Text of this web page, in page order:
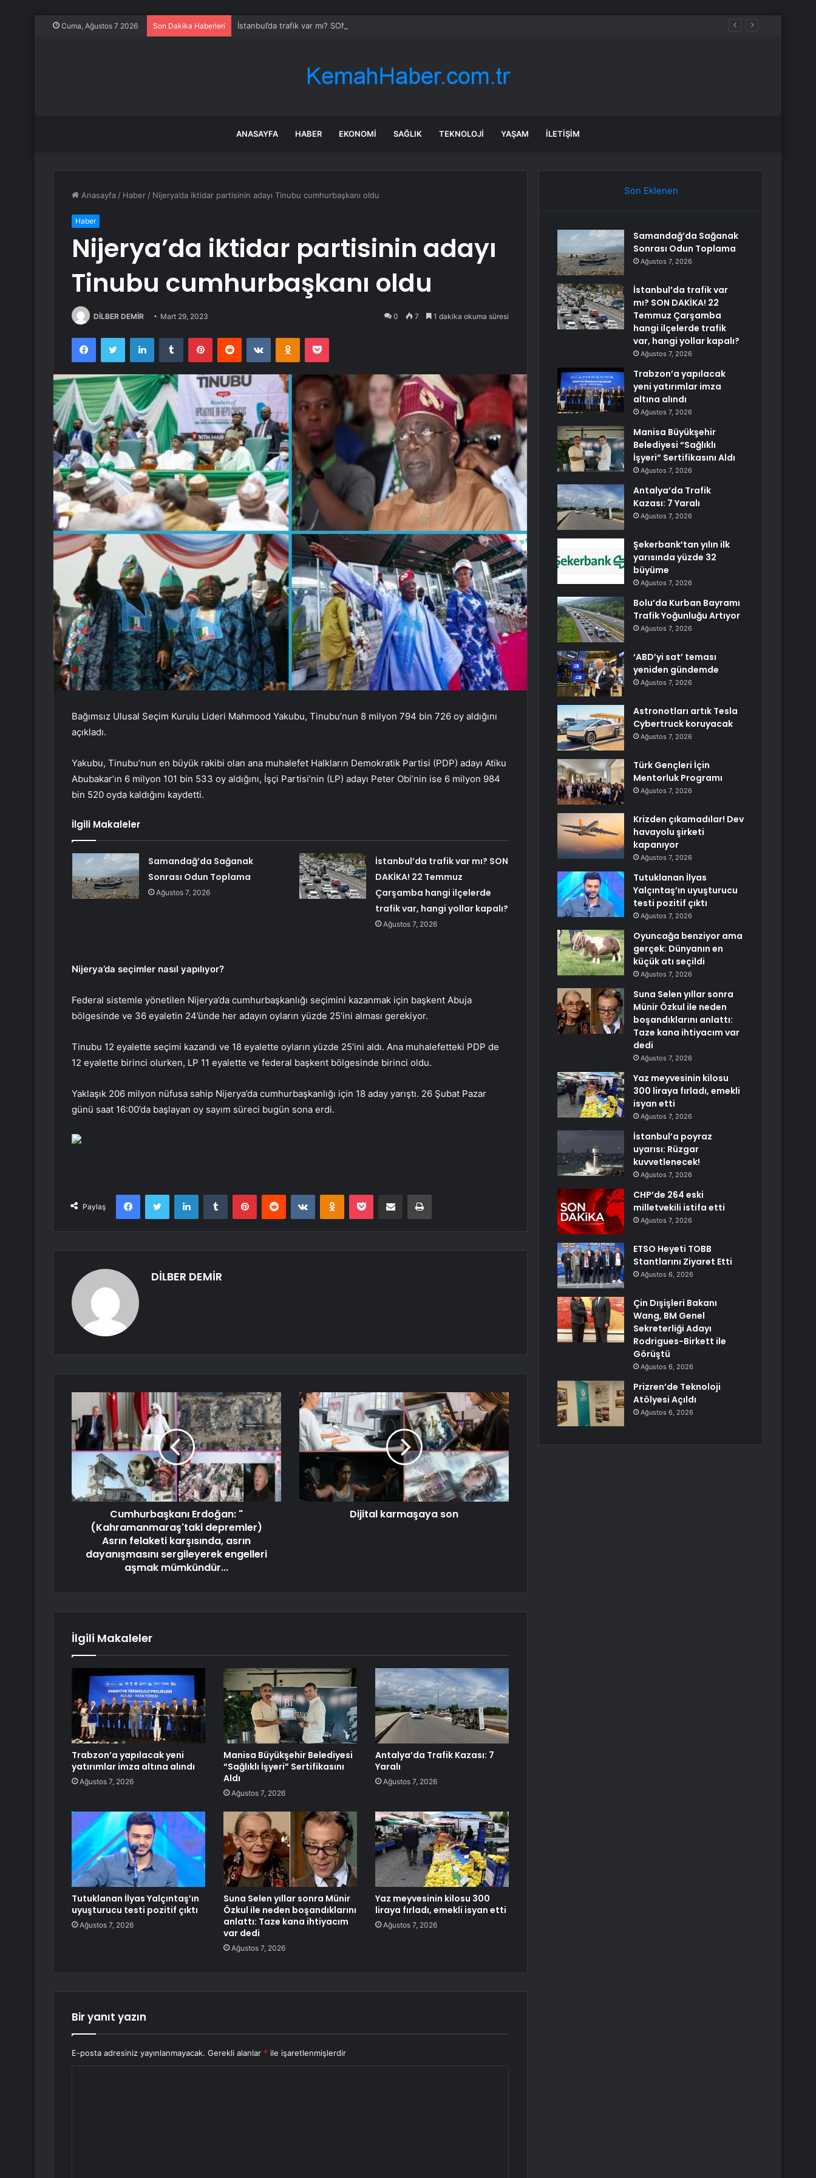
Cuma, Ağustos 7 2026 Son Dakika Haberleri İstanbul’da trafik var mı? SON DAKİKA! 22 Temmuz Çarşamba hangi ilçelerde trafik var, hangi yollar kapalı?
ANASAYFA HABER EKONOMI SAĞLIK TEKNOLOJI YAŞAM İLETIŞIM
Anasayfa / Haber / Nijerya’da iktidar partisinin adayı Tinubu cumhurbaşkanı oldu
Haber
Nijerya’da iktidar partisinin adayı
Tinubu cumhurbaşkanı oldu
DİLBER DEMİR Mart 29, 2023 0 7 1 dakika okuma süresi
FacebookTwitter LinkedInTumblr PinterestReddit VKontakteOdnoklassniki
Pocket
Bağımsız Ulusal Seçim Kurulu Lideri Mahmood Yakubu, Tinubu’nun 8 milyon 794 bin 726 oy aldığını
açıkladı.
Yakubu, Tinubu’nun en büyük rakibi olan ana muhalefet Halkların Demokratik Partisi (PDP) adayı Atiku
Abubakar’ın 6 milyon 101 bin 533 oy aldığını, İşçi Partisi’nin (LP) adayı Peter Obi’nin ise 6 milyon 984
bin 520 oyda kaldığını kaydetti.
İlgili Makaleler
Samandağ’da Sağanak
Sonrası Odun Toplama
Ağustos 7, 2026
İstanbul’da trafik var mı? SON
DAKİKA! 22 Temmuz
Çarşamba hangi ilçelerde
trafik var, hangi yollar kapalı?
Ağustos 7, 2026
Nijerya’da seçimler nasıl yapılıyor?
Federal sistemle yönetilen Nijerya’da cumhurbaşkanlığı seçimini kazanmak için başkent Abuja
bölgesinde ve 36 eyaletin 24’ünde her adayın oyların yüzde 25’ini alması gerekiyor.
Tinubu 12 eyalette seçimi kazandı ve 18 eyalette oyların yüzde 25’ini aldı. Ana muhalefetteki PDP de
12 eyalette birinci olurken, LP 11 eyalette ve federal başkent bölgesinde birinci oldu.
Yaklaşık 206 milyon nüfusa sahip Nijerya’da cumhurbaşkanlığı için 18 aday yarıştı. 26 Şubat Pazar
günü saat 16:00’da başlayan oy sayım süreci bugün sona erdi.
Paylaş
FacebookTwitter LinkedInTumblr PinterestReddit VKontakteOdnoklassniki
Pocket E-Posta ile paylaş Yazdır
DİLBER DEMİR
Cumhurbaşkanı Erdoğan: "
(Kahramanmaraş'taki depremler)
Asrın felaketi karşısında, asrın
dayanışmasını sergileyerek engelleri
aşmak mümkündür...
Dijital karmaşaya son
İlgili Makaleler
Trabzon’a yapılacak yeni
yatırımlar imza altına alındı
Ağustos 7, 2026
Manisa Büyükşehir Belediyesi
“Sağlıklı İşyeri” Sertifikasını
Aldı
Ağustos 7, 2026
Antalya’da Trafik Kazası: 7
Yaralı
Ağustos 7, 2026
Tutuklanan İlyas Yalçıntaş’ın
uyuşturucu testi pozitif çıktı
Ağustos 7, 2026
Suna Selen yıllar sonra Münir
Özkul ile neden boşandıklarını
anlattı: Taze kana ihtiyacım
var dedi
Ağustos 7, 2026
Yaz meyvesinin kilosu 300
liraya fırladı, emekli isyan etti
Ağustos 7, 2026
Bir yanıt yazın
E-posta adresiniz yayınlanmayacak. Gerekli alanlar * ile işaretlenmişlerdir
Son Eklenen
Samandağ’da Sağanak
Sonrası Odun Toplama
Ağustos 7, 2026
İstanbul’da trafik var
mı? SON DAKİKA! 22
Temmuz Çarşamba
hangi ilçelerde trafik
var, hangi yollar kapalı?
Ağustos 7, 2026
Trabzon’a yapılacak
yeni yatırımlar imza
altına alındı
Ağustos 7, 2026
Manisa Büyükşehir
Belediyesi “Sağlıklı
İşyeri” Sertifikasını Aldı
Ağustos 7, 2026
Antalya’da Trafik
Kazası: 7 Yaralı
Ağustos 7, 2026
Şekerbank’tan yılın ilk
yarısında yüzde 32
büyüme
Ağustos 7, 2026
Bolu’da Kurban Bayramı
Trafik Yoğunluğu Artıyor
Ağustos 7, 2026
‘ABD’yi sat’ teması
yeniden gündemde
Ağustos 7, 2026
Astronotları artık Tesla
Cybertruck koruyacak
Ağustos 7, 2026
Türk Gençleri İçin
Mentorluk Programı
Ağustos 7, 2026
Krizden çıkamadılar! Dev
havayolu şirketi
kapanıyor
Ağustos 7, 2026
Tutuklanan İlyas
Yalçıntaş’ın uyuşturucu
testi pozitif çıktı
Ağustos 7, 2026
Oyuncağa benziyor ama
gerçek: Dünyanın en
küçük atı seçildi
Ağustos 7, 2026
Suna Selen yıllar sonra
Münir Özkul ile neden
boşandıklarını anlattı:
Taze kana ihtiyacım var
dedi
Ağustos 7, 2026
Yaz meyvesinin kilosu
300 liraya fırladı, emekli
isyan etti
Ağustos 7, 2026
İstanbul’a poyraz
uyarısı: Rüzgar
kuvvetlenecek!
Ağustos 7, 2026
CHP’de 264 eski
milletvekili istifa etti
Ağustos 7, 2026
ETSO Heyeti TOBB
Stantlarını Ziyaret Etti
Ağustos 6, 2026
Çin Dışişleri Bakanı
Wang, BM Genel
Sekreterliği Adayı
Rodrigues-Birkett ile
Görüştü
Ağustos 6, 2026
Prizren’de Teknoloji
Atölyesi Açıldı
Ağustos 6, 2026